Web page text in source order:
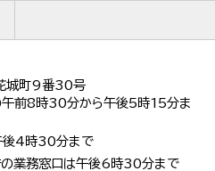
城町9番30号
前8時30分から午後5時15分ま
後4時30分まで
の業務窓口は午後6時30分まで